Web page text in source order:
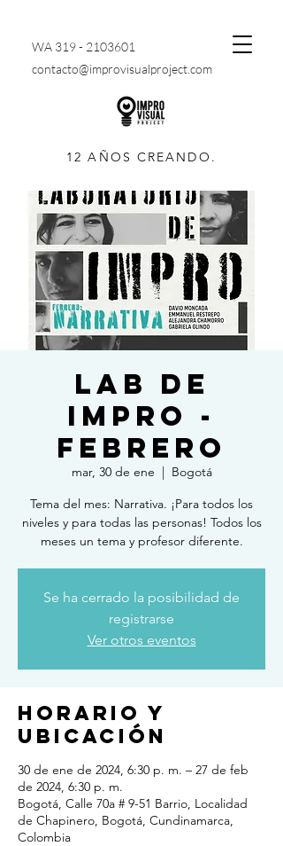
WA 319 - 2103601
contacto@improvisualproject.com
12 AÑOS CREANDO.
LAB DE
IMPRO -
FEBRERO
mar, 30 de ene
  |
Bogotá
Tema del mes: Narrativa. ¡Para todos los
niveles y para todas las personas! Todos los
meses un tema y profesor diferente.
Se ha cerrado la posibilidad de
registrarse
Ver otros eventos
Horario y
ubicación
30 de ene de 2024, 6:30 p. m. – 27 de feb
de 2024, 6:30 p. m.
Bogotá, Calle 70a # 9-51 Barrio, Localidad
de Chapinero, Bogotá, Cundinamarca,
Colombia